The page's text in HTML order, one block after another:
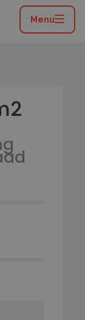
Menu
omvlechting